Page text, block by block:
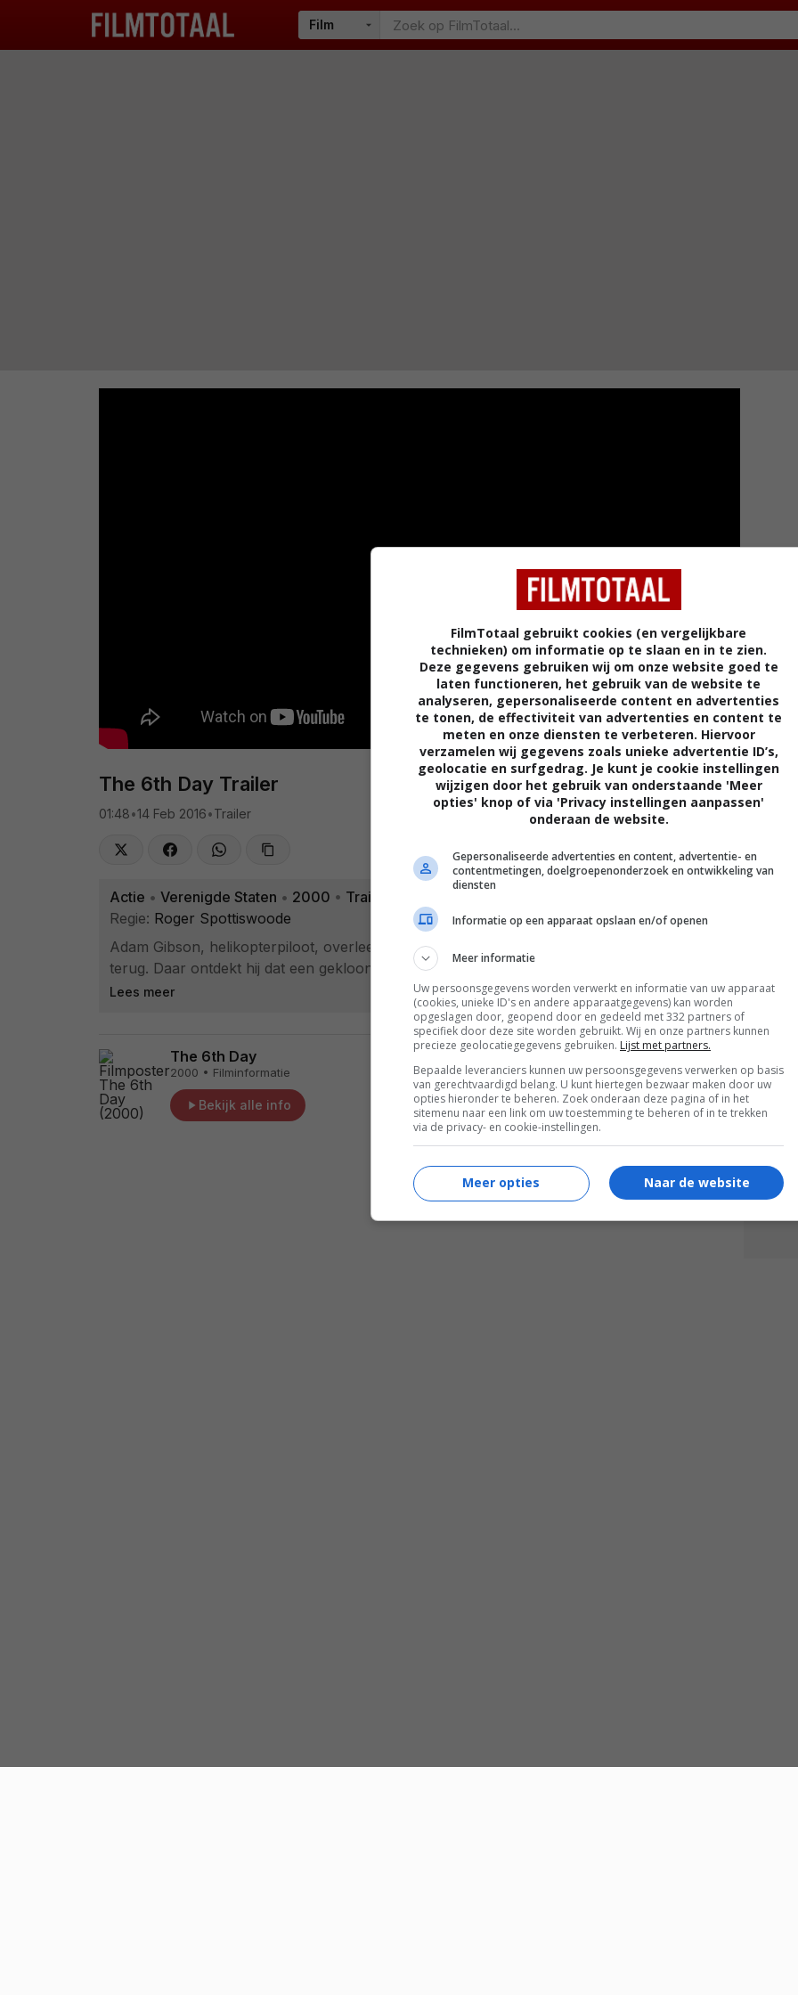
The 6th Day Trailer
01:48•14 Feb 2016•Trailer
Actie • Verenigde Staten • 2000 • Trailer
Regie: Roger Spottiswoode
Adam Gibson, helikopterpiloot, overleeft een ernstig ongeluk en keert ongedeerd naar huis
terug. Daar ontdekt hij dat een gekloonde versie van hemzelf...
Lees meer
The 6th Day
2000 • Filminformatie
Bekijk alle info
Meer
FilmTotaal gebruikt cookies (en vergelijkbare
technieken) om informatie op te slaan en in te zien.
Deze gegevens gebruiken wij om onze website goed te
laten functioneren, het gebruik van de website te
analyseren, gepersonaliseerde content en advertenties
te tonen, de effectiviteit van advertenties en content te
meten en onze diensten te verbeteren. Hiervoor
verzamelen wij gegevens zoals unieke advertentie ID’s,
geolocatie en surfgedrag. Je kunt je cookie instellingen
wijzigen door het gebruik van onderstaande 'Meer
opties' knop of via 'Privacy instellingen aanpassen'
onderaan de website.
Gepersonaliseerde advertenties en content, advertentie- en
contentmetingen, doelgroepenonderzoek en ontwikkeling van
diensten
Informatie op een apparaat opslaan en/of openen
Meer informatie
Uw persoonsgegevens worden verwerkt en informatie van uw apparaat
(cookies, unieke ID's en andere apparaatgegevens) kan worden
opgeslagen door, geopend door en gedeeld met 332 partners of
specifiek door deze site worden gebruikt. Wij en onze partners kunnen
precieze geolocatiegegevens gebruiken. Lijst met partners.
Bepaalde leveranciers kunnen uw persoonsgegevens verwerken op basis
van gerechtvaardigd belang. U kunt hiertegen bezwaar maken door uw
opties hieronder te beheren. Zoek onderaan deze pagina of in het
sitemenu naar een link om uw toestemming te beheren of in te trekken
via de privacy- en cookie-instellingen.
Naar de website
Meer opties